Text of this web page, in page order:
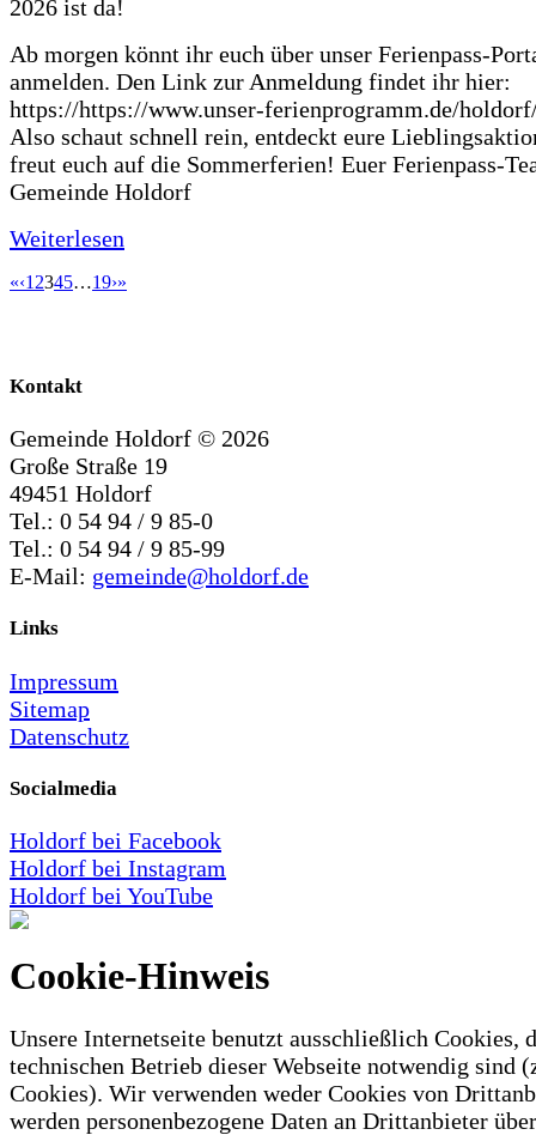
Ab morgen könnt ihr euch über unser Ferienpass-
anmelden. Den Link zur Anmeldung findet ihr hier:
https://https://www.unser-ferienprogramm.de/
Also schaut schnell rein, entdeckt eure
freut euch auf die Sommerferien! Euer Ferienpass-
Gemeinde Holdorf
Weiterlesen
«‹1 2345…19›»
Kontakt
Gemeinde Holdorf © 2026
Große Straße 19
49451 Holdorf
Tel.: 0 54 94 / 9 85-0
Tel.: 0 54 94 / 9 85-99
E-Mail: gemeinde@holdorf.de
Links
Impressum
Sitemap
Datenschutz
Socialmedia
Holdorf bei Facebook
Holdorf bei Instagram
Holdorf bei YouTube
Cookie-Hinweis
Unsere Internetseite benutzt ausschließlich Cookies,
technischen Betrieb dieser Webseite notwendig sind
Cookies). Wir verwenden weder Cookies von
werden personenbezogene Daten an Drittanbieter